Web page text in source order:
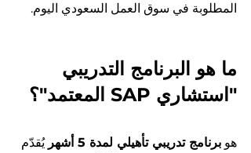
المطلوبة في سوق العمل السعودي اليوم.
ما هو البرنامج التدريبي
"استشاري SAP المعتمد"؟
هو برنامج تدريبي تأهيلي لمدة 5 أشهر
يُقدّم